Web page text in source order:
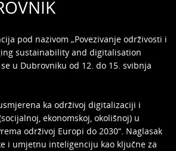
pod nazivom „Povezivanje održivosti i
sustainability and digitalisation
u Dubrovniku od 12. do 15. svibnja
ka održivoj digitalizaciji i
ekonomskoj, okolišnoj) u
održivoj Europi do 2030“. Naglasak
i umjetnu inteligenciju kao ključne za